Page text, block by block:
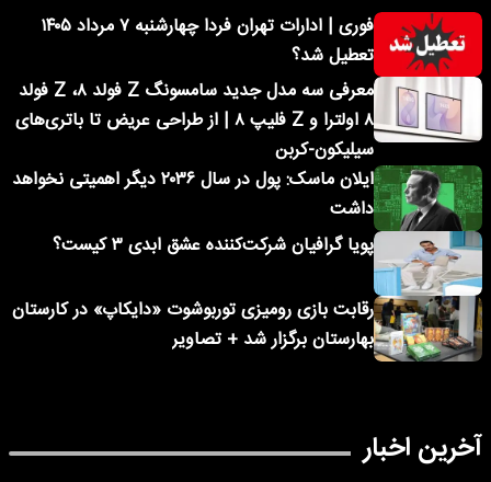
فوری | ادارات تهران فردا چهارشنبه ۷ مرداد ۱۴۰۵
تعطیل شد؟
معرفی سه مدل جدید سامسونگ Z فولد ۸، Z فولد
۸ اولترا و Z فلیپ ۸ | از طراحی عریض تا باتری‌های
سیلیکون-کربن
ایلان ماسک: پول در سال ۲۰۳۶ دیگر اهمیتی نخواهد
داشت
پویا گرافیان شرکت‌کننده عشق ابدی ۳ کیست؟
رقابت بازی رومیزی توربوشوت «دایکاپ» در کارستان
بهارستان برگزار شد + تصاویر
آخرین اخبار